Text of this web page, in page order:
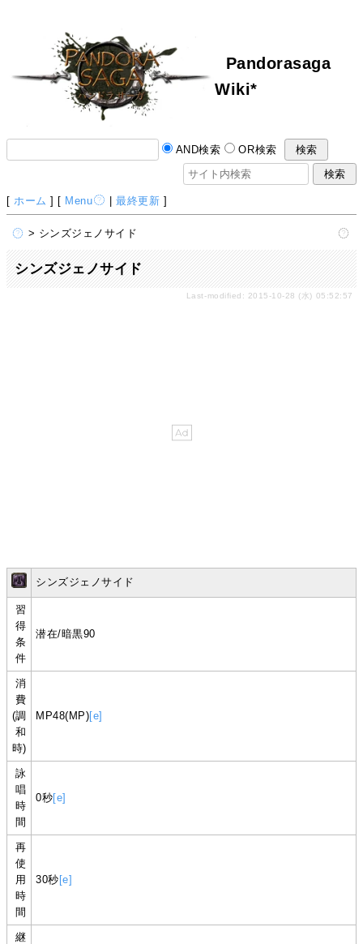
Pandorasaga
Wiki*
AND検索 OR検索
[ ホーム ] [ Menu |最終更新 ]
> シンズジェノサイド
シンズジェノサイド
Last-modified: 2015-10-28 (水) 05:52:57
シンズジェノサイド
習
得
条
件
潜在/暗黒90
消
費
(調
和
時)
MP48(MP)[e]
詠
唱
時
間
0秒[e]
再
使
用
時
間
30秒[e]
継